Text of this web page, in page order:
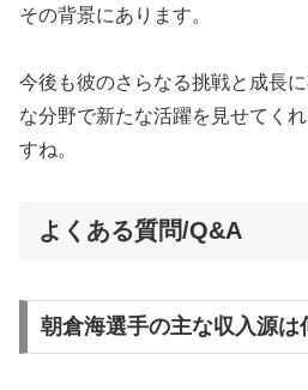
その背景にあります。
今後も彼のさらなる挑戦と成長
な分野で新たな活躍を見せてく
すね。
よくある質問/Q&A
朝倉海選手の主な収入源は